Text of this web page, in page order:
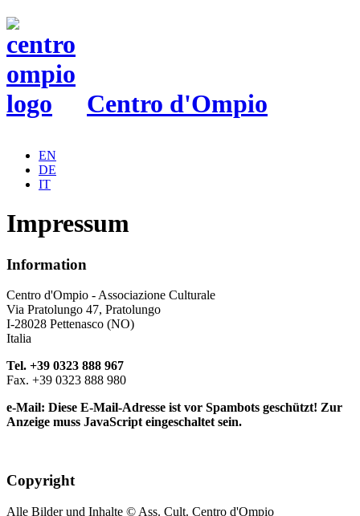
Centro d'Ompio
EN
DE
IT
Impressum
Information
Centro d'Ompio - Associazione Culturale
Via Pratolungo 47, Pratolungo
I-28028 Pettenasco (NO)
Italia
Tel. +39 0323 888 967
Fax. +39 0323 888 980
e-Mail: Diese E-Mail-Adresse ist vor Spambots geschützt! Zur
Anzeige muss JavaScript eingeschaltet sein.
Copyright
Alle Bilder und Inhalte © Ass. Cult. Centro d'Ompio